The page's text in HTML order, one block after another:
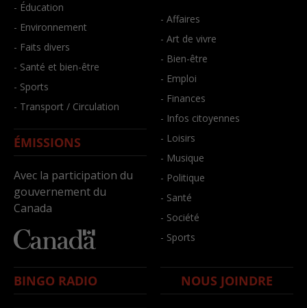
- Éducation
- Environnement
- Faits divers
- Santé et bien-être
- Sports
- Transport / Circulation
ÉMISSIONS
Avec la participation du
gouvernement du
Canada
- Affaires
- Art de vivre
- Bien-être
- Emploi
- Finances
- Infos citoyennes
- Loisirs
- Musique
- Politique
- Santé
- Société
- Sports
BINGO RADIO NOUS JOINDRE